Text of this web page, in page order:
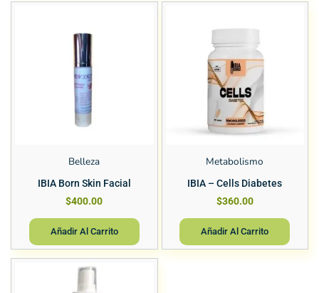
Belleza
IBIA Born Skin Facial
$400.00
Añadir Al Carrito
Metabolismo
IBIA – Cells Diabetes
$360.00
Añadir Al Carrito